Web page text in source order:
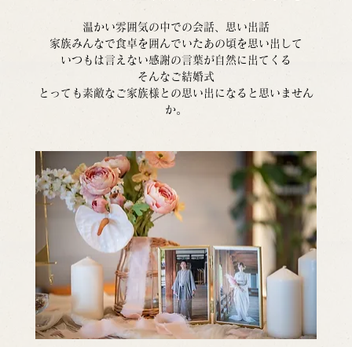
温かい雰囲気の中での会話、思い出話
家族みんなで食卓を囲んでいたあの頃を思い出して
いつもは言えない感謝の言葉が自然に出てくる
そんなご結婚式
とっても素敵なご家族様との思い出になると思いません
か。